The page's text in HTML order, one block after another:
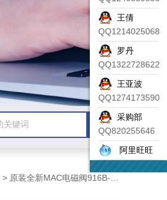
> 原装全新MAC电磁阀916B-PM-611JB
王倩
QQ1214025068
罗丹
QQ1322728622
王亚波
QQ1274173590
采购部
QQ820255646
阿里旺旺